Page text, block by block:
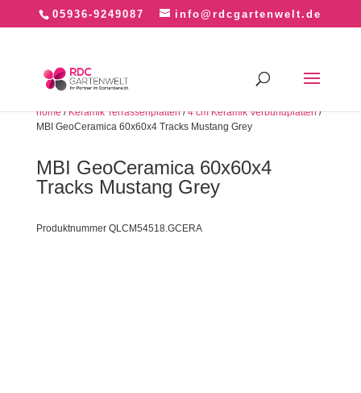
05936-9249087 info@rdcgartenwelt.de
home/Keramik Terrassenplatten/4 cm Keramik Verbundplatten/
MBI GeoCeramica 60x60x4 Tracks Mustang Grey
MBI GeoCeramica 60x60x4
Tracks Mustang Grey
Produktnummer QLCM54518.GCERA